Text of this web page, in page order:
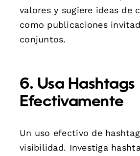
valores y sugiere ideas de
como publicaciones
conjuntos.
6. Usa Hashtags
Efectivamente
Un uso efectivo de
visibilidad. Investiga